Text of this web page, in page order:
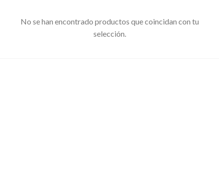
No se han encontrado productos que coincidan con tu
selección.